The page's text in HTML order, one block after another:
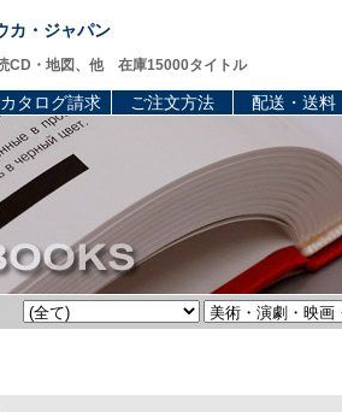
カ・ジャパン
CD・地図、他 在庫15000タイトル
カタログ請求 ご注文方法 配送・送料